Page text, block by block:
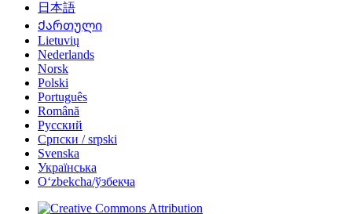
日本語
Ქართული
Lietuvių
Nederlands
Norsk
Polski
Português
Română
Русский
Српски / srpski
Svenska
Українська
Oʻzbekcha/ўзбекча